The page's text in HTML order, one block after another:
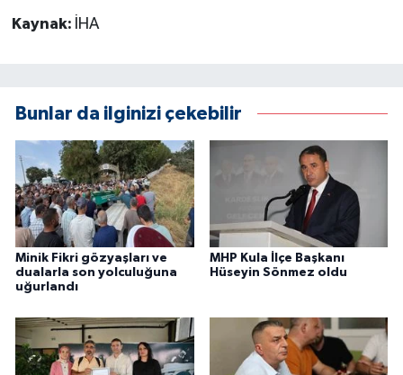
Kaynak: İHA
Bunlar da ilginizi çekebilir
Minik Fikri gözyaşları ve
dualarla son yolculuğuna
uğurlandı
MHP Kula İlçe Başkanı
Hüseyin Sönmez oldu